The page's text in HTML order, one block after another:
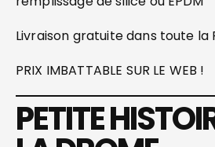
Livraison gratuite dans toute la
PRIX IMBATTABLE SUR LE WEB !
PETITE